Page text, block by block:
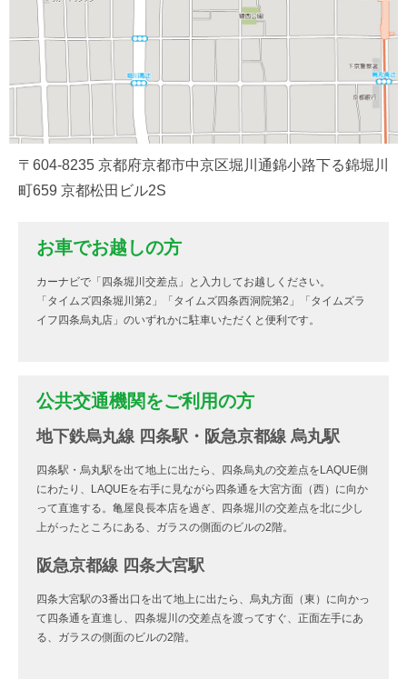
〒604-8235 京都府京都市中京区堀川通錦小路下る錦堀川
町659 京都松田ビル2S
お車でお越しの方
カーナビで「四条堀川交差点」と入力してお越しください。
「タイムズ四条堀川第2」「タイムズ四条西洞院第2」「タイムズラ
イフ四条烏丸店」のいずれかに駐車いただくと便利です。
公共交通機関をご利用の方
地下鉄烏丸線 四条駅・阪急京都線 烏丸駅
四条駅・烏丸駅を出て地上に出たら、四条烏丸の交差点をLAQUE側
にわたり、LAQUEを右手に見ながら四条通を大宮方面（西）に向か
って直進する。亀屋良長本店を過ぎ、四条堀川の交差点を北に少し
上がったところにある、ガラスの側面のビルの2階。
阪急京都線 四条大宮駅
四条大宮駅の3番出口を出て地上に出たら、烏丸方面（東）に向かっ
て四条通を直進し、四条堀川の交差点を渡ってすぐ、正面左手にあ
る、ガラスの側面のビルの2階。